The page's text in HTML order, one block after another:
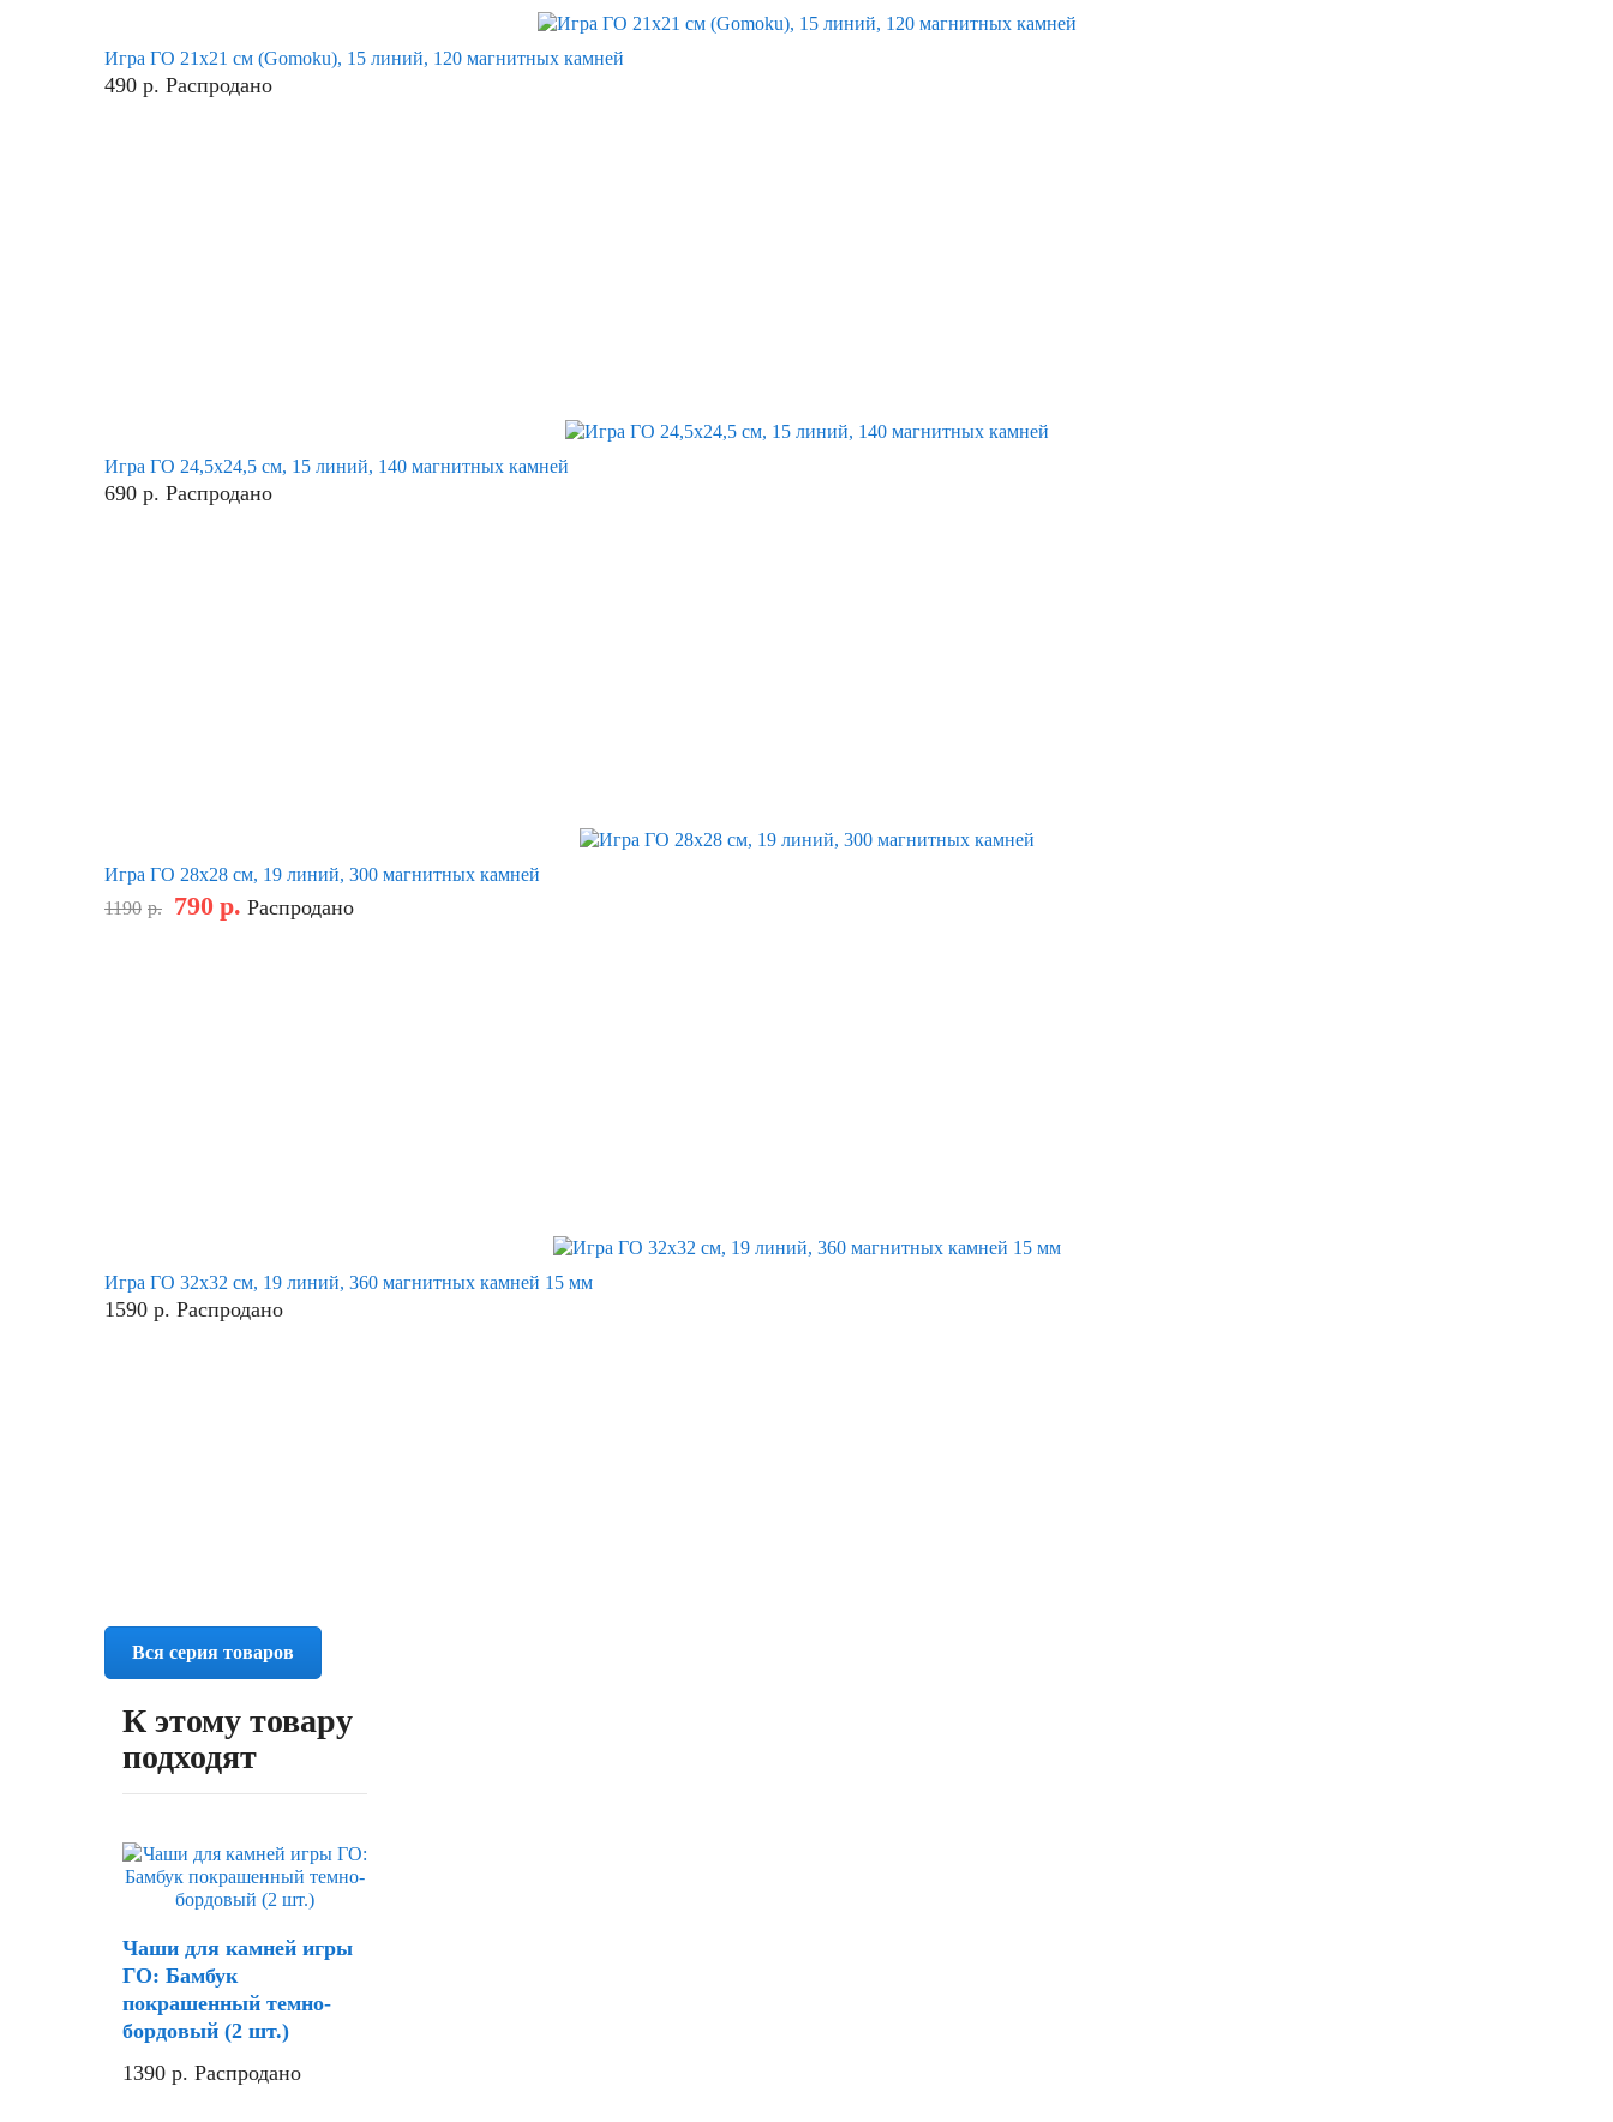
Игра ГО 21х21 см (Gomoku), 15 линий, 120 магнитных камней
490 р. Распродано
Игра ГО 24,5х24,5 см, 15 линий, 140 магнитных камней
690 р. Распродано
Игра ГО 28х28 см, 19 линий, 300 магнитных камней
1190 р. 790 р. Распродано
Игра ГО 32х32 см, 19 линий, 360 магнитных камней 15 мм
1590 р. Распродано
Вся серия товаров
К этому товару
подходят
Чаши для камней игры
ГО: Бамбук
покрашенный темно-
бордовый (2 шт.)
1390 р. Распродано